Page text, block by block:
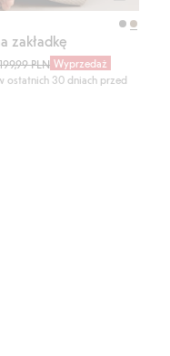
Kup
zakładkę
199,99 PLN Wyprzedaż
ostatnich 30 dniach przed